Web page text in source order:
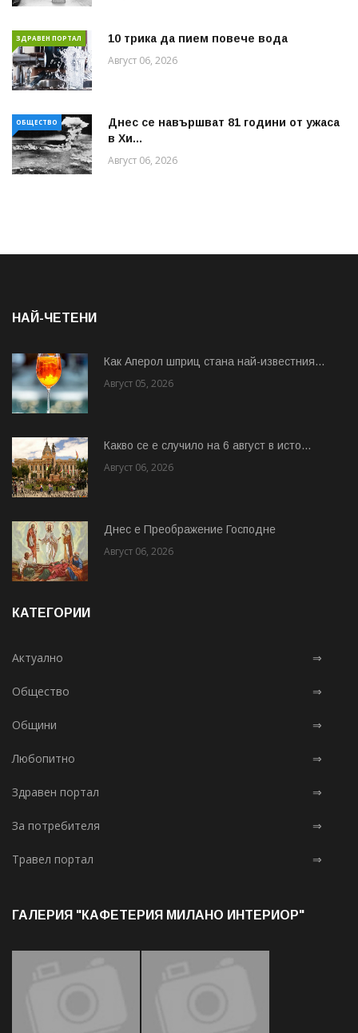
ЗДРАВЕН ПОРТАЛ 10 трика да пием повече вода
Август 06, 2026
ОБЩЕСТВО
Днес се навършват 81 години от ужаса
в Хи...
Август 06, 2026
НАЙ-ЧЕТЕНИ
Как Аперол шприц стана най-известния...
Август 05, 2026
Какво се е случило на 6 август в исто...
Август 06, 2026
Днес е Преображение Господне
Август 06, 2026
КАТЕГОРИИ
Актуално ⇒
Общество ⇒
Общини ⇒
Любопитно ⇒
Здравен портал ⇒
За потребителя ⇒
Травел портал ⇒
ГАЛЕРИЯ "КАФЕТЕРИЯ МИЛАНО ИНТЕРИОР"